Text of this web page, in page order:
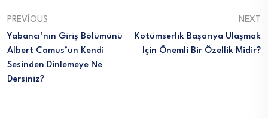
PREVIOUS
Yabancı’nın Giriş Bölümünü
Albert Camus’un Kendi
Sesinden Dinlemeye Ne
Dersiniz?
NEXT
Kötümserlik Başarıya Ulaşmak
Için Önemli Bir Özellik Midir?